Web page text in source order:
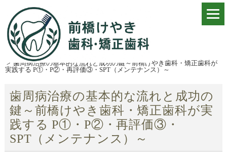
ホーム>コラム
> 歯周病治療の基本的な流れと成功の鍵～前橋けやき歯科・矯正歯科が
実践する P①・P②・再評価③・SPT（メンテナンス）～
歯周病治療の基本的な流れと成功の
鍵～前橋けやき歯科・矯正歯科が実
践する P①・P②・再評価③・
SPT（メンテナンス）～